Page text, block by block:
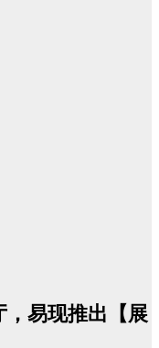
，易现推出【展